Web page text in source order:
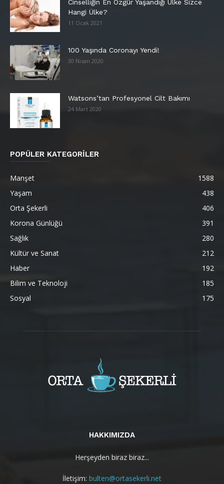
Cinselliğin En Özgür Yaşandığı Ülke Sizce
Hangi Ülke?
11 Ocak 2021
100 Yaşında Coronayı Yendi!
30 Nisan 2020
Watsons’tan Profesyonel Cilt Bakımı
24 Mart 2020
POPÜLER KATEGORİLER
Manşet
1588
Yaşam
438
Orta Şekerli
406
Korona Günlüğü
391
Sağlık
280
Kültür ve Sanat
212
Haber
192
Bilim ve Teknoloji
185
Sosyal
175
HAKKIMIZDA
Herşeyden biraz biraz...
İletişim: bulten@ortasekerli.net